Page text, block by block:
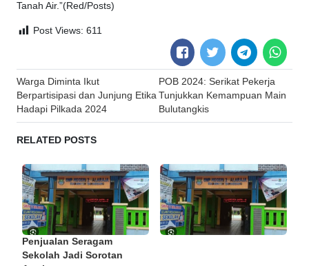
Tanah Air.”(Red/Posts)
Post Views: 611
Post
navigation
Warga Diminta Ikut
Berpartisipasi dan Junjung Etika
Hadapi Pilkada 2024
POB 2024: Serikat Pekerja
Tunjukkan Kemampuan Main
Bulutangkis
RELATED POSTS
Penjualan Seragam
Sekolah Jadi Sorotan